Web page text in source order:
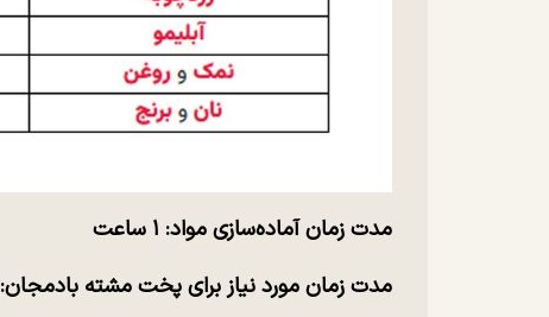
مدت زمان آماده‌سازی مواد: ۱ ساعت
مدت زمان مورد نیاز برای پخت مشته بادمجان: ۳۰ دقیقه